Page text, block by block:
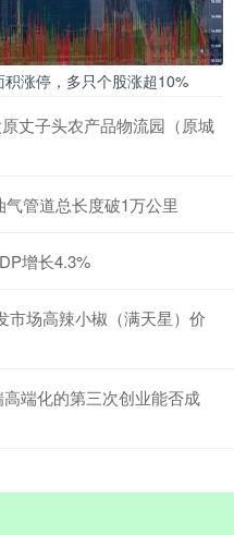
涨停，多只个股涨超10%
丈子头农产品物流园（原城
管道总长度破1万公里
增长4.3%
市场高辣小椒（满天星）价
端化的第三次创业能否成